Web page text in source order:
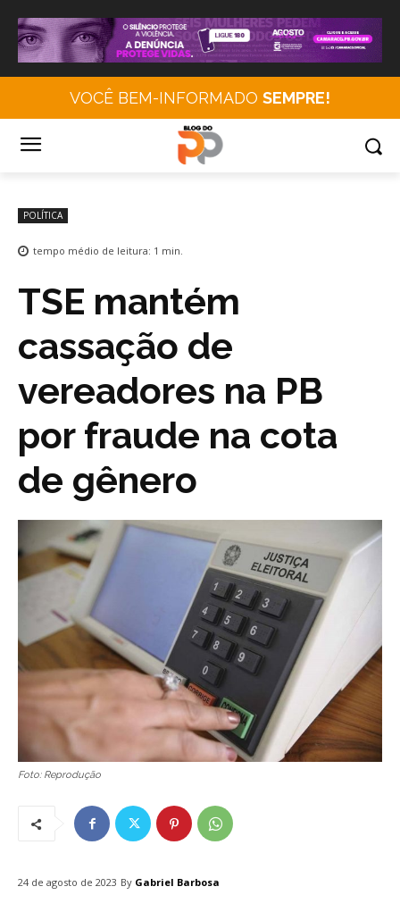
VOCÊ BEM-INFORMADO SEMPRE!
POLÍTICA
tempo médio de leitura: 1 min.
TSE mantém
cassação de
vereadores na PB
por fraude na cota
de gênero
Foto: Reprodução
24 de agosto de 2023 By Gabriel Barbosa